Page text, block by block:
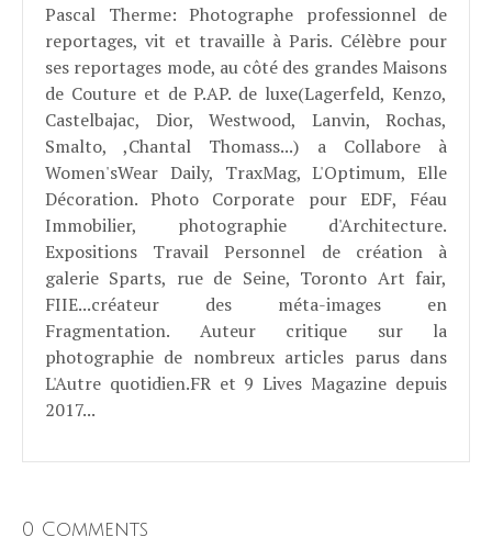
Pascal Therme: Photographe professionnel de
reportages, vit et travaille à Paris. Célèbre pour
ses reportages mode, au côté des grandes Maisons
de Couture et de P.AP. de luxe(Lagerfeld, Kenzo,
Castelbajac, Dior, Westwood, Lanvin, Rochas,
Smalto, ,Chantal Thomass...) a Collabore à
Women'sWear Daily, TraxMag, L'Optimum, Elle
Décoration. Photo Corporate pour EDF, Féau
Immobilier, photographie d'Architecture.
Expositions Travail Personnel de création à
galerie Sparts, rue de Seine, Toronto Art fair,
FIIE...créateur des méta-images en
Fragmentation. Auteur critique sur la
photographie de nombreux articles parus dans
L'Autre quotidien.FR et 9 Lives Magazine depuis
2017...
0 Comments